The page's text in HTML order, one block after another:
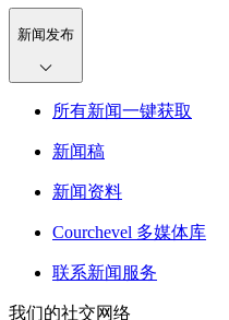
新闻发布
所有新闻一键获取
新闻稿
新闻资料
Courchevel 多媒体库
联系新闻服务
我们的社交网络